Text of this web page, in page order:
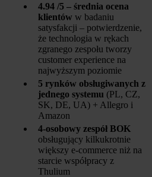
4.94 /5 – średnia ocena
klientów w badaniu
satysfakcji – potwierdzenie,
że technologia w rękach
zgranego zespołu tworzy
customer experience na
najwyższym poziomie
5 rynków obsługiwanych z
jednego systemu (PL, CZ,
SK, DE, UA) + Allegro i
Amazon
4-osobowy zespół BOK
obsługujący kilkukrotnie
większy e-commerce niż na
starcie współpracy z
Thulium